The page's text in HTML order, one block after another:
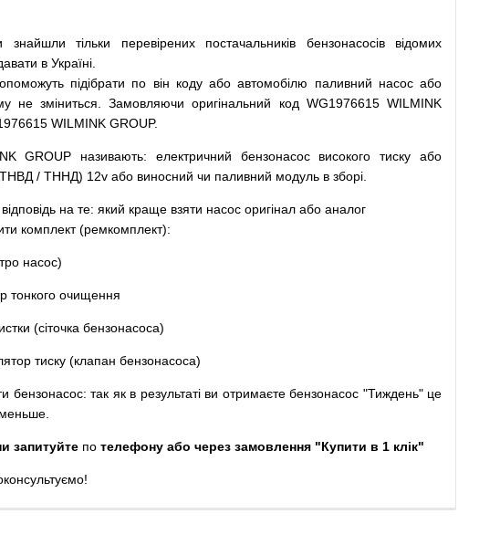
знайшли тільки перевірених постачальників
бензонасосів відомих
в Україні.
підібрати по він коду або автомобілю паливний насос або
не зміниться Замовляючи оригінальний код WG1976615 WILMINK
WILMINK GROUP.
GROUP називають: електричний бензонасос високого тиску
або
ТНВД / ТННД) 12v або виносний чи паливний модуль в зборі
відповідь на те: який краще взяти насос оригінал або аналог
комплект (ремкомплект):
насос)
тонкого очищення
(сіточка бензонасоса)
тиску (клапан бензонасоса)
бензонасос: так як в результаті ви отримаєте бензонасос "Тиждень" це
запитуйте по телефону або через замовлення "Купити в 1 клік"
!